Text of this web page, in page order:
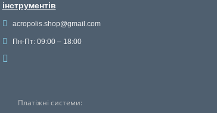
інструментів
acropolis.shop@gmail.com
Пн-Пт: 09:00 – 18:00
Платіжні системи: